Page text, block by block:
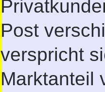
Post
verspricht
Marktanteil